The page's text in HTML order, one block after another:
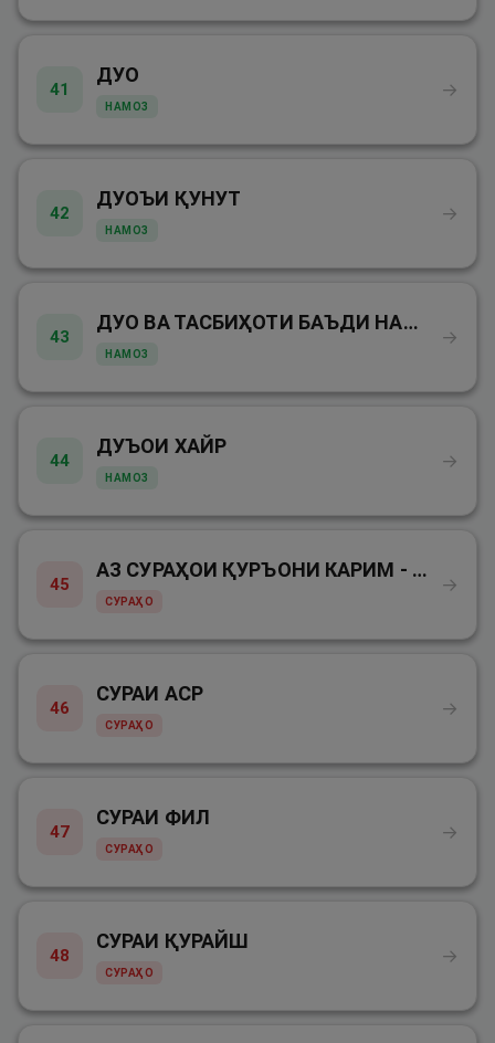
41
ДУО
НАМОЗ
→
42
ДУОЪИ ҚУНУТ
НАМОЗ
→
43
ДУО ВА ТАСБИҲОТИ БАЪДИ НАМОЗ
НАМОЗ
→
44
ДУЪОИ ХАЙР
НАМОЗ
→
45
АЗ СУРАҲОИ ҚУРЪОНИ КАРИМ - СУРАИ ФОТИҲА
СУРАҲО
→
46
СУРАИ АСР
СУРАҲО
→
47
СУРАИ ФИЛ
СУРАҲО
→
48
СУРАИ ҚУРАЙШ
СУРАҲО
→